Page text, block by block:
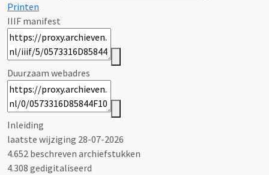
Printen
IIIF manifest
Duurzaam webadres
Inleiding
laatste wijziging 28-07-2026
4.652 beschreven archiefstukken
4.308 gedigitaliseerd